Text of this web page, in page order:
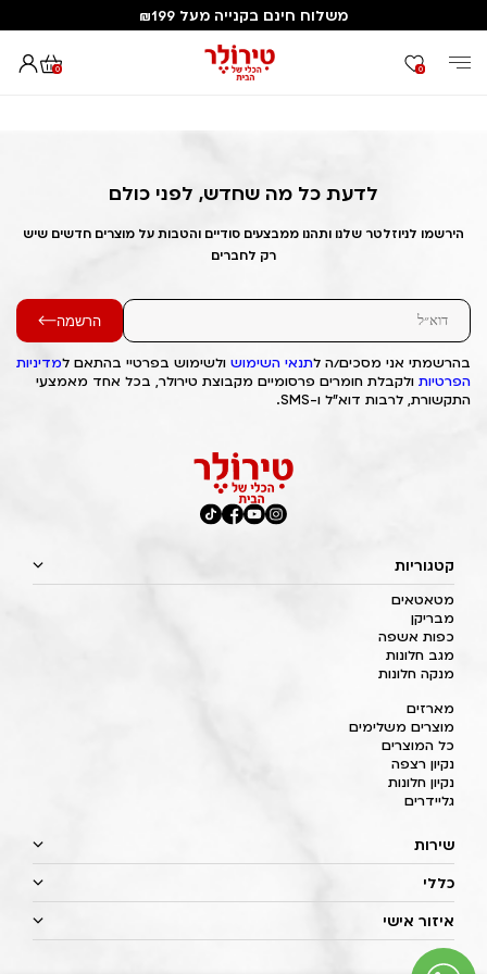
משלוח חינם בקנייה מעל ₪199
0 0
דף הבית Out of Stock Alert 2025/04/09 1744169787
לדעת כל מה שחדש, לפני כולם
הירשמו לניוזלטר שלנו ותהנו ממבצעים סודיים והטבות על מוצרים חדשים שיש
רק לחברים
הרשמה
בהרשמתי אני מסכים/ה לתנאי השימוש ולשימוש בפרטיי בהתאם למדיניות
הפרטיות ולקבלת חומרים פרסומיים מקבוצת טירולר, בכל אחד מאמצעי
התקשורת, לרבות דוא"ל ו-SMS.
קטגוריות
מטאטאים
מבריקן
כפות אשפה
מגב חלונות
מנקה חלונות
מארזים
מוצרים משלימים
כל המוצרים
נקיון רצפה
נקיון חלונות
גליידרים
שירות
כללי
איזור אישי